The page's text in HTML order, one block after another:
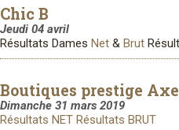
Chic B
Jeudi 04 avril
Résultats Dames Net & Brut
Boutiques prestige
Dimanche 31 mars 2019
Résultats NET Résultats BRUT